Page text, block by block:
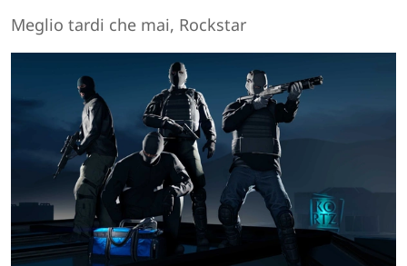
Meglio tardi che mai, Rockstar